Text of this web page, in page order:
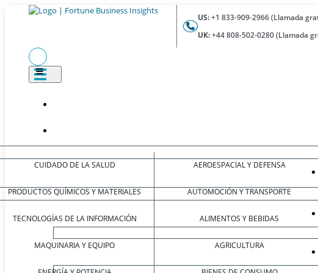
US:+1 833-909-2966 (Llamada
UK:+44 808-502-0280 (Llamada
CUIDADO DE LA SALUD
PRODUCTOS QUÍMICOS Y MATERIALES
TECNOLOGÍAS DE LA INFORMACIÓN
MAQUINARIA Y EQUIPO
AEROESPACIAL Y DEFENSA
AUTOMOCIÓN Y TRANSPORTE
ALIMENTOS Y BEBIDAS
AGRICULTURA